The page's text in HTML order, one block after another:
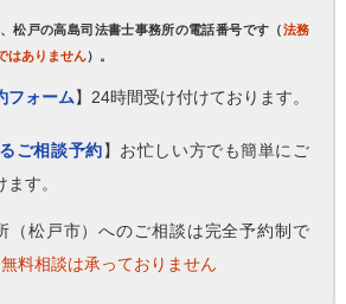
松戸の高島司法書士事務所の電話番号です（法務
はありません）。
フォーム】24時間受け付けております。
ご相談予約】お忙しい方でも簡単にご
す。
（松戸市）へのご相談は完全予約制で
料相談は承っておりません